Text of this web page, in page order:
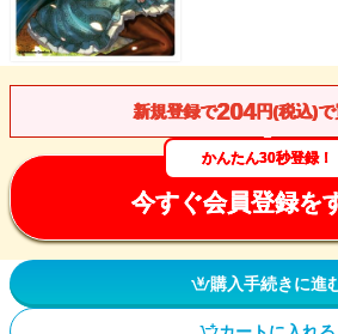
新規登録で204円(税込)で
かんたん30秒登録！
今すぐ会員登録を
購入手続きに進